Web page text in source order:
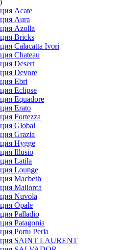
Acate
Aura
Azolla
Bricks
Calacatta Ivori
Chateau
Desert
Devore
Ebri
Eclipse
Equadore
Erato
Fortezza
Global
Grazia
Hygge
Illusio
Latila
Lounge
Macbeth
Mallorca
Nuvola
Opale
Palladio
Patagonia
Portu Perla
SAINT LAURENT